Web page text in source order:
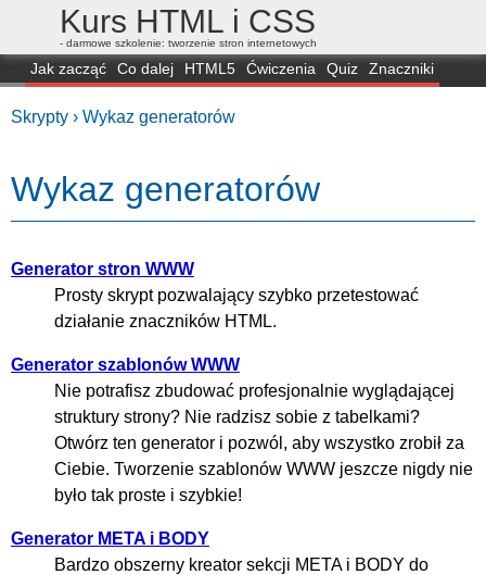
Kurs HTML i CSS
- darmowe szkolenie: tworzenie stron internetowych
Jak zacząć Co dalej HTML5 Ćwiczenia Quiz
Znaczniki
Skrypty › Wykaz generatorów
Wykaz generatorów
Generator stron WWW
Prosty skrypt pozwalający szybko przetestować
działanie znaczników HTML.
Generator szablonów WWW
Nie potrafisz zbudować profesjonalnie wyglądającej
struktury strony? Nie radzisz sobie z tabelkami?
Otwórz ten generator i pozwól, aby wszystko zrobił za
Ciebie. Tworzenie szablonów WWW jeszcze nigdy nie
było tak proste i szybkie!
Generator META i BODY
Bardzo obszerny kreator sekcji META i BODY do